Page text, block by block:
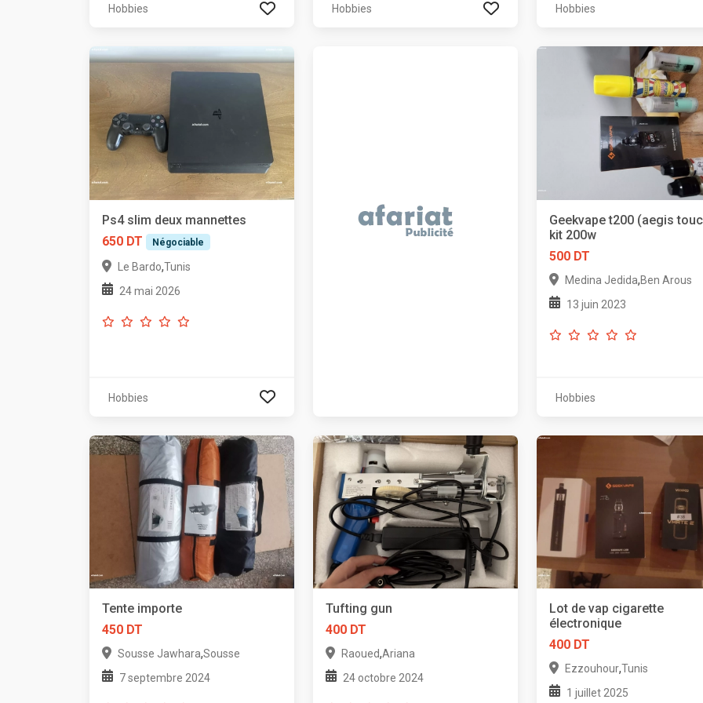
Hobbies Hobbies Hobbies
Ps4 slim deux mannettes
650 DT
Négociable
Le Bardo,Tunis
24 mai 2026
Hobbies
Geekvape t200 (aegis
kit 200w
500 DT
Medina Jedida,Ben Arous
13 juin 2023
Hobbies
Tente importe
450 DT
Sousse Jawhara,Sousse
7 septembre 2024
Tufting gun
400 DT
Raoued,Ariana
24 octobre 2024
Lot de vap cigarette
électronique
400 DT
Ezzouhour,Tunis
1 juillet 2025